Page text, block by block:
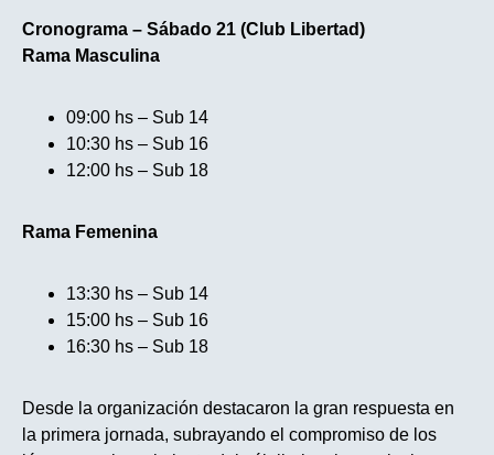
Cronograma – Sábado 21 (Club Libertad)
Rama Masculina
09:00 hs – Sub 14
10:30 hs – Sub 16
12:00 hs – Sub 18
Rama Femenina
13:30 hs – Sub 14
15:00 hs – Sub 16
16:30 hs – Sub 18
Desde la organización destacaron la gran respuesta en
la primera jornada, subrayando el compromiso de los